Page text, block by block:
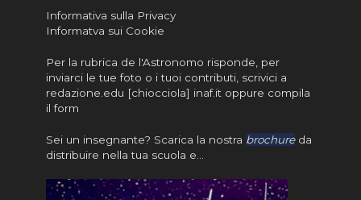
Informativa sulla Privacy
Informatva sui Cookie
Per la rubrica de l'Astronomo risponde, per
inviarci le tue foto o i tuoi contributi, scrivici a
redazione.edu [chiocciola] inaf.it oppure compila
il form
Sei un insegnante? Scarica la nostra brochureda
distribuire nella tua scuola e…